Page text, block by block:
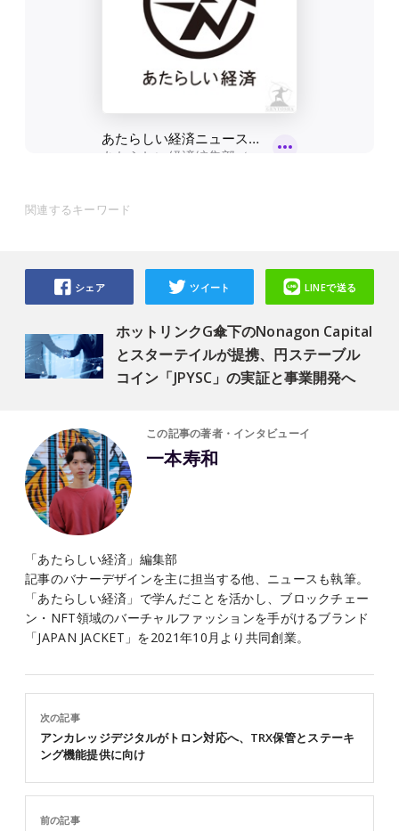
関連するキーワード
ホットリンクG傘下のNonagon Capital
とスターテイルが提携、円ステーブル
コイン「JPYSC」の実証と事業開発へ
シェア ツイート LINEで送る
この記事の著者・インタビューイ
一本寿和
「あたらしい経済」編集部
記事のバナーデザインを主に担当する他、ニュースも執筆。
「あたらしい経済」で学んだことを活かし、ブロックチェー
ン・NFT領域のバーチャルファッションを手がけるブランド
「JAPAN JACKET」を2021年10月より共同創業。
前の記事
次の記事
アンカレッジデジタルがトロン対応へ、TRX保管とステーキ
ング機能提供に向け